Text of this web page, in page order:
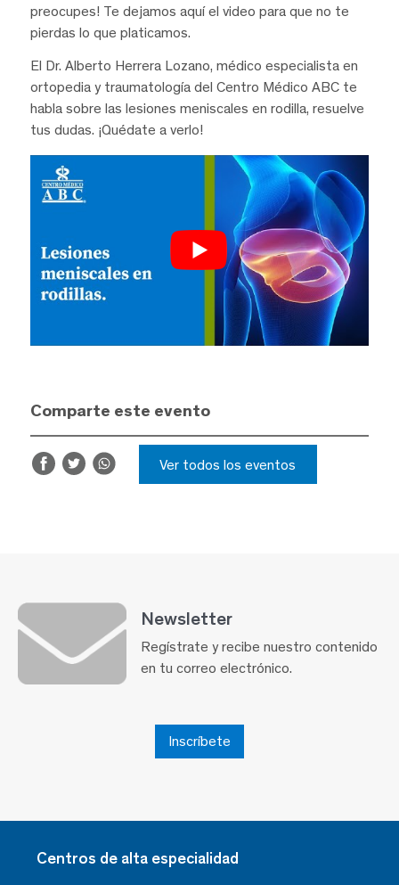
preocupes! Te dejamos aquí el video para que no te
pierdas lo que platicamos.
El Dr. Alberto Herrera Lozano, médico especialista en
ortopedia y traumatología del Centro Médico ABC te
habla sobre las lesiones meniscales en rodilla, resuelve
tus dudas. ¡Quédate a verlo!
Comparte este evento
Ver todos los eventos
Newsletter
Regístrate y recibe nuestro contenido
en tu correo electrónico.
Inscríbete
Centros de alta especialidad